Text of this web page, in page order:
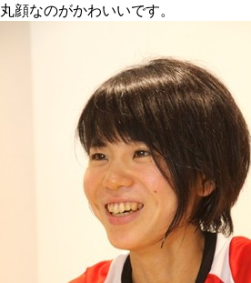
丸顔なのがかわいいです。